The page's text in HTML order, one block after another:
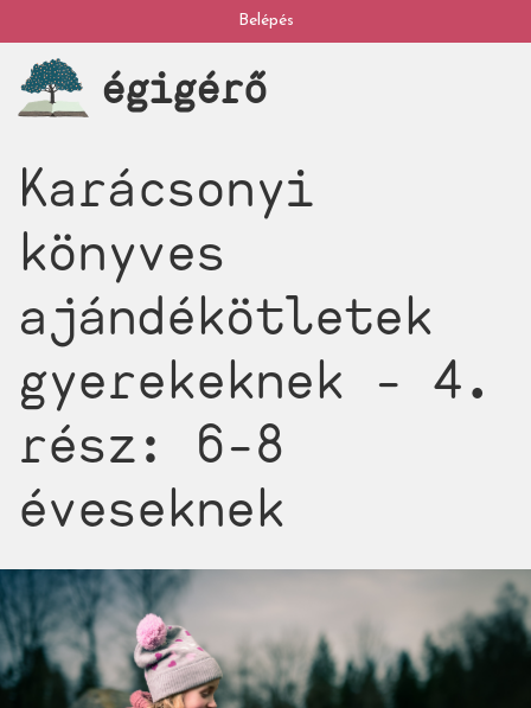
a
tartalomra
My
account
Belépés
égigérő
Karácsonyi
könyves
ajándékötletek
gyerekeknek - 4.
rész: 6-8
éveseknek